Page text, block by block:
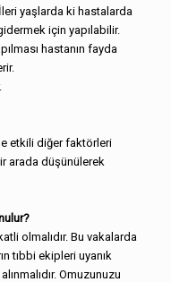
İleri yaşlarda ki hastalarda
için yapılabilir.
hastanın fayda
etkili diğer faktörleri
arada düşünülerek
olmalıdır. Bu vakalarda
tıbbi ekipleri uyanık
Omuzunuzu